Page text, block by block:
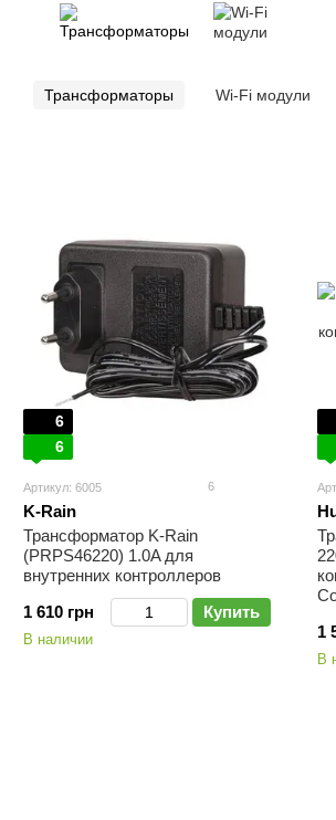
Трансформаторы Wi-Fi модули
6
6
Артикул: 6005 6
K-Rain
Трансформатор K-Rain
(PRPS46220) 1.0A для
внутренних контроллеров
1 610 грн
Купить
В наличии
1
В